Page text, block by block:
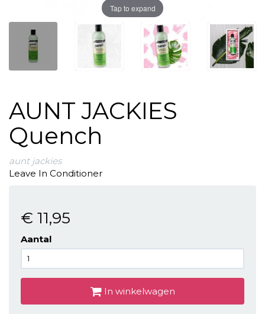
Tap to expand
AUNT JACKIES
Quench
aunt jackies
Leave In Conditioner
€ 11,95
Aantal
In winkelwagen